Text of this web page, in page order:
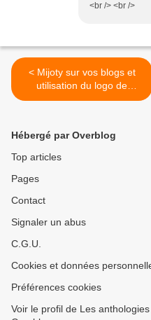
<br /> <br />
< Mijoty sur vos blogs et
utilisation du logo de
l'association
Hébergé par Overblog
Top articles
Pages
Contact
Signaler un abus
C.G.U.
Cookies et données
Préférences cookies
Voir le profil de Les